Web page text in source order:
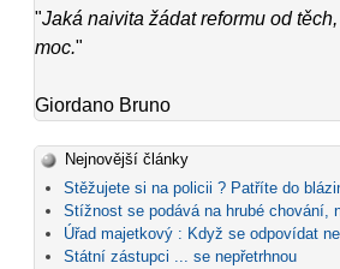
"Jaká naivita žádat reformu od
moc."
Giordano Bruno
Nejnovější články
Stěžujete si na policii ? Patříte do
Stížnost se podává na hrubé chování,
Úřad majetkový : Když se odpovídat
Státní zástupci ... se nepřetrhnou